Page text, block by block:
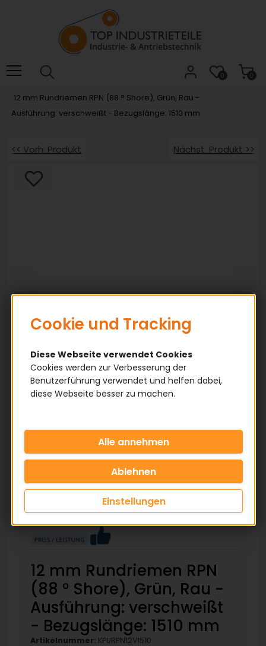
das
Barrierefreiheitsmenü
0
0
12 mm Rundriemen RPN (88 ° Shore), Grün, Rau -
Ausführung: verschweißt - Bezugslänge: 1510 mm
<< Vorh. Produkt Nächst. Produkt >>
12 mm Rundriemen RPN
(88 ° Shore), Grün, Rau -
Ausführung: verschweißt
- Bezugslänge: 1510 mm
Artikelnummer: KPURPN12V1510
Cookie und Tracking
Diese Webseite verwendet Cookies
Cookies werden zur Verbesserung der
Benutzerführung verwendet und helfen dabei,
diese Webseite besser zu machen.
Einstellungen